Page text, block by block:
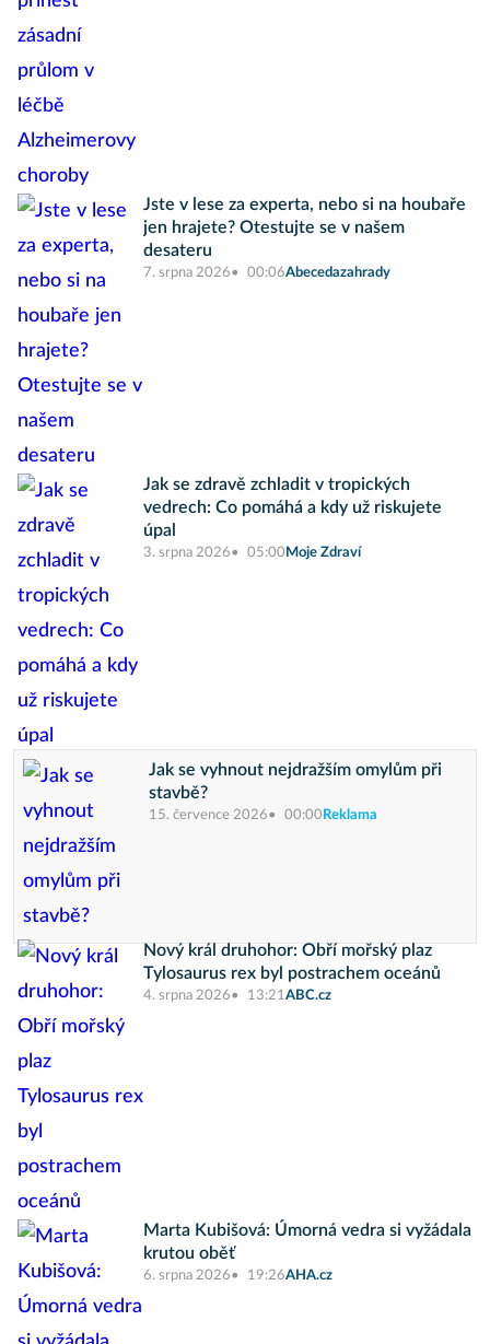
Jste v lese za experta, nebo si na houbaře
jen hrajete? Otestujte se v našem
desateru
7. srpna 2026 00:06Abecedazahrady
Jak se zdravě zchladit v tropických
vedrech: Co pomáhá a kdy už riskujete
úpal
3. srpna 2026 05:00 Moje Zdraví
Jak se vyhnout nejdražším omylům při
stavbě?
15. července 2026 00:00 Reklama
Nový král druhohor: Obří mořský plaz
Tylosaurus rex byl postrachem oceánů
4. srpna 2026 13:21ABC.cz
Marta Kubišová: Úmorná vedra si vyžádala
krutou oběť
6. srpna 2026 19:26AHA.cz